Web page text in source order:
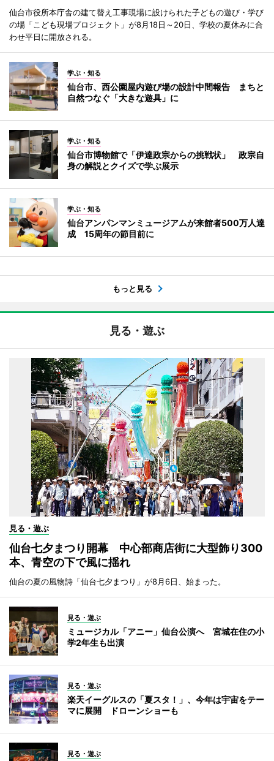
仙台市役所本庁舎の建て替え工事現場に設けられた子どもの遊び・学び
の場「こども現場プロジェクト」が8月18日～20日、学校の夏休みに合
わせ平日に開放される。
学ぶ・知る
仙台市、西公園屋内遊び場の設計中間報告 まちと
自然つなぐ「大きな遊具」に
学ぶ・知る
仙台市博物館で「伊達政宗からの挑戦状」 政宗自
身の解説とクイズで学ぶ展示
学ぶ・知る
仙台アンパンマンミュージアムが来館者500万人達
成 15周年の節目前に
もっと見る
見る・遊ぶ
見る・遊ぶ
仙台七夕まつり開幕 中心部商店街に大型飾り300
本、青空の下で風に揺れ
仙台の夏の風物詩「仙台七夕まつり」が8月6日、始まった。
見る・遊ぶ
ミュージカル「アニー」仙台公演へ 宮城在住の小
学2年生も出演
見る・遊ぶ
楽天イーグルスの「夏スタ！」、今年は宇宙をテー
マに展開 ドローンショーも
見る・遊ぶ